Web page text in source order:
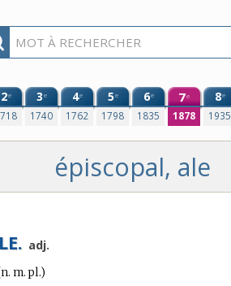
2e 3e
1740
4e
1762
5e
1798
6e
1835
7e
1878
8e
1935
épiscopal, ale
adj.
m. pl.)